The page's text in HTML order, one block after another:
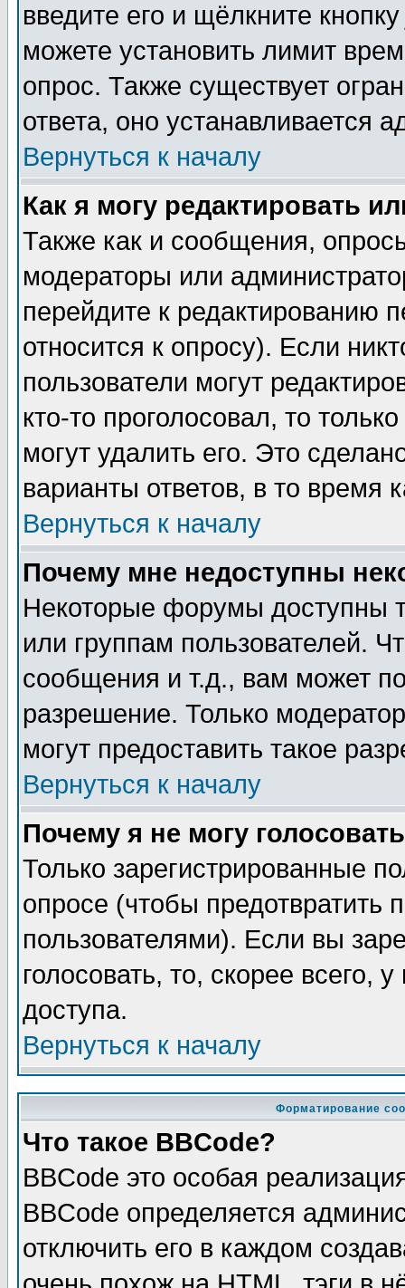
введите его и щёлкните
можете установить лимит
опрос. Также существует
ответа, оно устанавливается
Вернуться к началу
Как я могу редактировать
Также как и сообщения,
модераторы или
перейдите к редактированию
относится к опросу). Если
пользователи могут
кто-то проголосовал, то
могут удалить его. Это
варианты ответов, в то время
Вернуться к началу
Почему мне недоступны
Некоторые форумы доступны
или группам пользователей.
сообщения и т.д., вам может
разрешение. Только
могут предоставить такое
Вернуться к началу
Почему я не могу
Только зарегистрированные
опросе (чтобы предотвратить
пользователями). Если вы
голосовать, то, скорее всего,
доступа.
Вернуться к началу
Форматирование
Что такое BBCode?
BBCode это особая
BBCode определяется
отключить его в каждом